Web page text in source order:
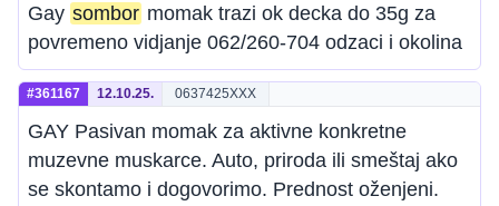
Gay sombor momak trazi ok decka do 35g za
povremeno vidjanje 062/260-704 odzaci i okolina
#361167 12.10.25. 0637425XXX
GAY Pasivan momak za aktivne konkretne
muzevne muskarce. Auto, priroda ili smeštaj ako
se skontamo i dogovorimo. Prednost oženjeni.